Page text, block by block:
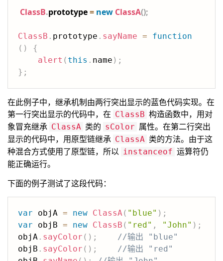
ClassB.prototype = new ClassA();
ClassB . prototype . sayName =
function
( )
{
alert ( this . name ) ;
} ;
在此例子中，继承机制由两行突出显示的蓝色代码实现。在
第一行突出显示的代码中，在 ClassB 构造函数中，用对
象冒充继承 ClassA 类的 sColor 属性。在第二行突出
显示的代码中，用原型链继承 ClassA 类的方法。由于这
种混合方式使用了原型链，所以 instanceof 运算符仍
能正确运行。
下面的例子测试了这段代码：
var objA = new ClassA( "blue" ) ;
var objB = new ClassB ( "red" , "John" ) ;
objA . sayColor ( ) ;
//输出 "blue"
objB . sayColor ( ) ;
//输出 "red"